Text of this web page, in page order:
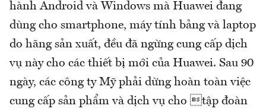
hành Android và Windows mà Huawei đang
dùng cho smartphone, máy tính bảng và laptop
do hãng sản xuất, đều đã ngừng cung cấp dịch
vụ này cho các thiết bị mới của Huawei. Sau 90
ngày, các công ty Mỹ phải dừng hoàn toàn việc
cung cấp sản phẩm và dịch vụ cho tập đoàn